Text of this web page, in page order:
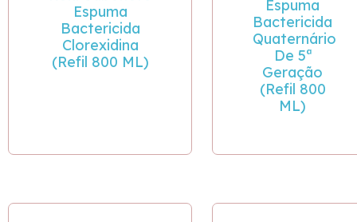
Espuma
Bactericida
Clorexidina
(Refil 800 ML)
Espuma
Bactericida
Quaternário
De 5ª
Geração
(Refil 800
ML)